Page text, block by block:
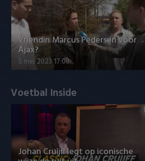
Vriendin Marcus Pedersen voor
Ajax?
5 mei 2023 17:00
Voetbal Inside
Johan Cruijff legt op iconische